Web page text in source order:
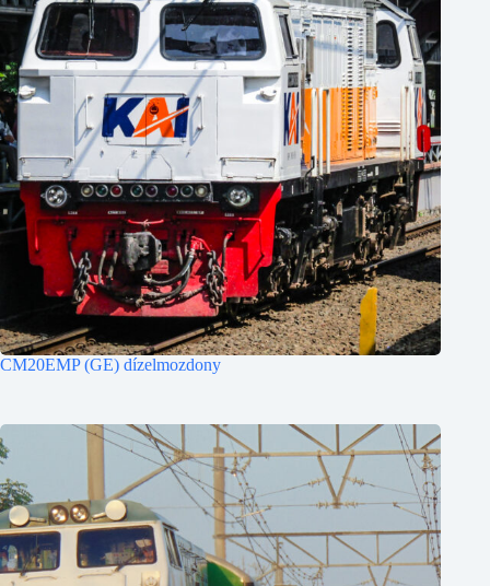
CM20EMP (GE) dízelmozdony